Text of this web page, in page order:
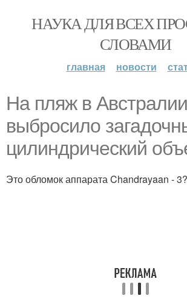
НАУКА ДЛЯ ВСЕХ
СЛОВАМИ
главная новости
На пляж в Австралии
выбросило
цилиндрический
Это обломок аппарата Chandrayaan - 3?